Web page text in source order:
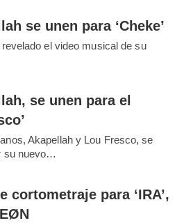
se unen para ‘Cheke’
el video musical de su
se unen para el
Akapellah y Lou Fresco, se
su nuevo…
cortometraje para ‘IRA’,